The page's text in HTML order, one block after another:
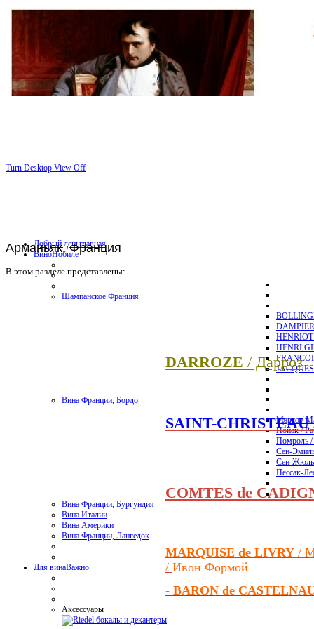
Turn Desktop View Off
Добрый деньглавная
ВиноНобиле
Шампанское Франция
HENRI
Вина Франции, Бордо
Марго /
Пойак /
Помроль /
Сен-
Сен-
Пессак-
Вина Франции, Бургундия
Вина Италии
Вина Америки
Вина Франции, Лангедок
Для винаВажно
Аксессуары
Арманьяк, Франция
В этом разделе представлены:
DARROZE / Дарроз
SAINT-CHRISTEAU
COMTES de
MARQUISE de LIVRY /
/ Ивон Формой
- BARON de